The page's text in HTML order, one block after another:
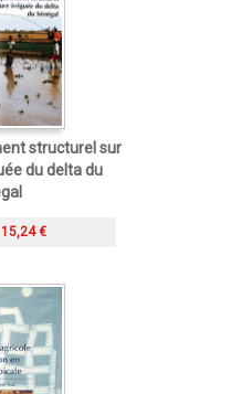
structurel sur
du delta du
15,24 €